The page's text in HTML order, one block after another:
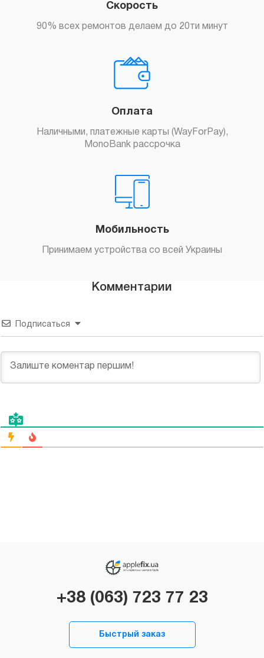
Скорость
90% всех ремонтов делаем до 20ти минут
Оплата
Наличными, платежные карты (WayForPay),
MonoBank рассрочка
Мобильность
Принимаем устройства со всей Украины
Комментарии
Подписаться
+38 (063) 723 77 23
Быстрый заказ